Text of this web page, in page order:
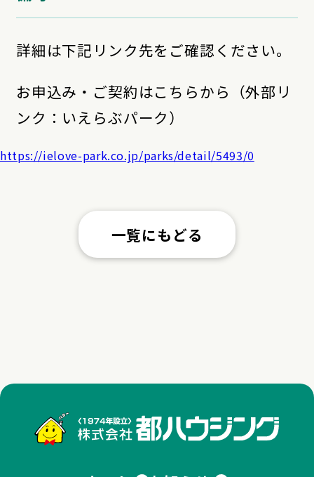
詳細は下記リンク先をご確認ください。
お申込み・ご契約はこちらから（外部リ
ンク：いえらぶパーク）
https://ielove-park.co.jp/parks/detail/5493/0
一覧にもどる